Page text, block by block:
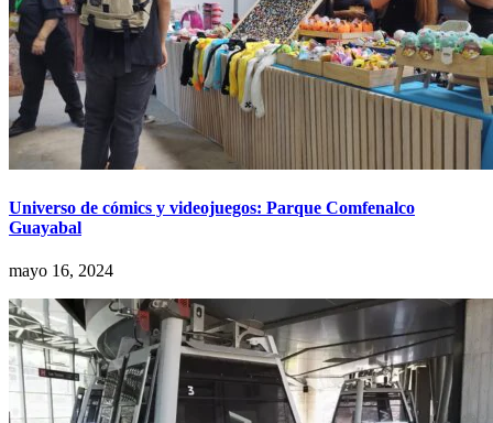
Universo de cómics y videojuegos: Parque Comfenalco
Guayabal
mayo 16, 2024